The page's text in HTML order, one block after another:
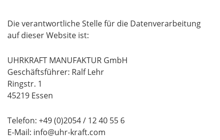
Die verantwortliche Stelle für die Datenverarbeitung
auf dieser Website ist:
UHRKRAFT MANUFAKTUR GmbH
Geschäftsführer: Ralf Lehr
Ringstr. 1
45219 Essen
Telefon: +49 (0)2054 / 12 40 55 6
E-Mail: info@uhr-kraft.com